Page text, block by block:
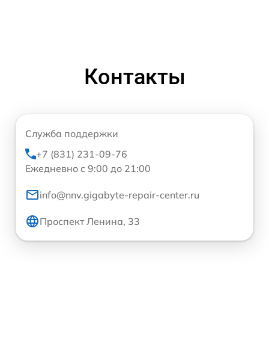
Контакты
Служба поддержки
+7 (831) 231-09-76
Ежедневно с 9:00 до 21:00
info@nnv.gigabyte-repair-center.ru
Проспект Ленина, 33